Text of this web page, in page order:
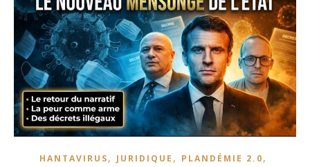
HANTAVIRUS, JURIDIQUE , PLANDÉMIE 2.0,